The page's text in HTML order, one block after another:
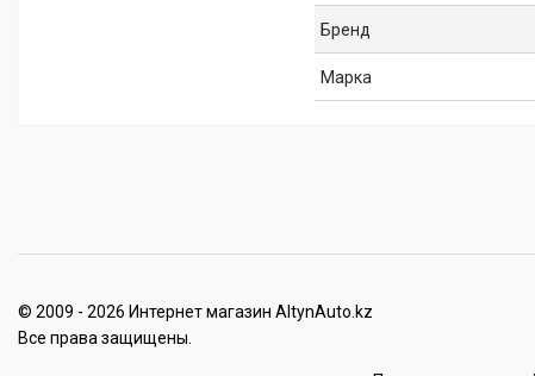
Бренд
Марка
© 2009 - 2026 Интернет магазин AltynAuto.kz
Все права защищены.